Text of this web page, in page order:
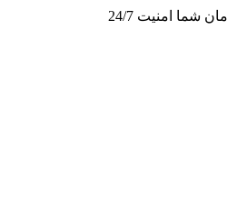
شما امنیت 24/7